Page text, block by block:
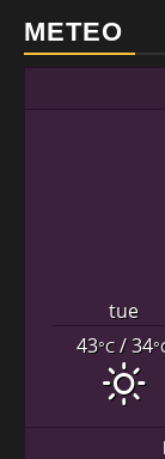
METEO
tue
43°C/ 34